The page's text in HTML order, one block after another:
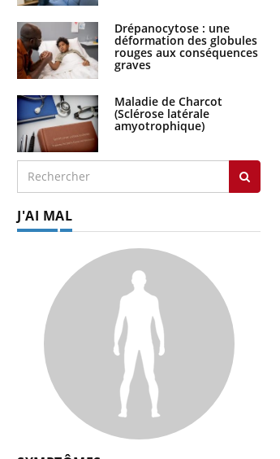
Drépanocytose : une
déformation des globules
rouges aux conséquences
graves
Maladie de Charcot
(Sclérose latérale
amyotrophique)
J'AI MAL